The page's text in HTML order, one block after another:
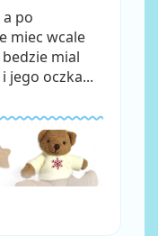
po
miec wcale
mial
jego oczka...